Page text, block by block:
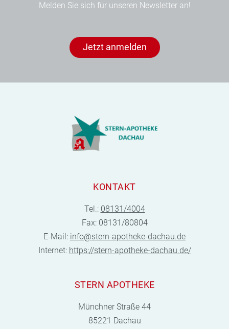
Melden Sie sich für unseren Newsletter an!
Jetzt anmelden
KONTAKT
Tel.: 08131/4004
Fax: 08131/80804
E-Mail: info@stern-apotheke-dachau.de
Internet: https://stern-apotheke-dachau.de/
STERN APOTHEKE
Münchner Straße 44
85221 Dachau